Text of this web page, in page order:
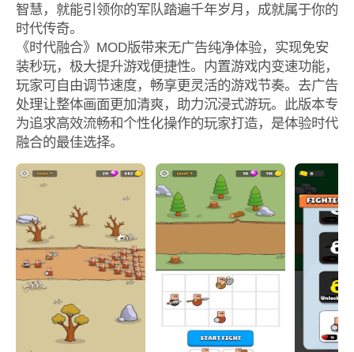
智慧，就能引领你的军队踏遍千年岁月，成就属于你的
时代传奇。
《时代融合》MOD版带来无广告纯净体验，实现免安
装秒玩，极大提升游戏便捷性。内置游戏内变速功能，
玩家可自由调节速度，畅享更灵活的游戏节奏。去广告
处理让整体画面更加清爽，助力沉浸式游玩。此版本专
为追求高效流畅和个性化操作的玩家打造，是体验时代
融合的最佳选择。